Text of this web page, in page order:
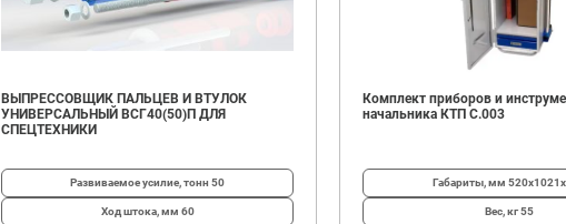
ВЫПРЕССОВЩИК ПАЛЬЦЕВ И ВТУЛОК
УНИВЕРСАЛЬНЫЙ ВСГ40(50)П ДЛЯ
СПЕЦТЕХНИКИ
Развиваемое усилие, тонн 50
Ход штока, мм 60
Комплект приборов и
начальника КТП C.003
Габариты, мм
Вес, кг55